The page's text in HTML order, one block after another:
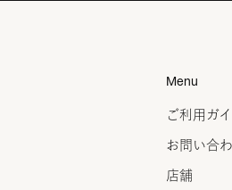
Menu
ご利用ガ
お問い合
店舗